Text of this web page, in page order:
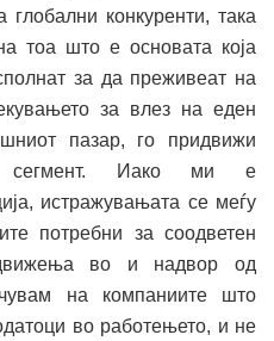
глобални конкуренти, така
тоа што е основата која
за да преживеат на
за влез на еден
пазар, го придвижи
сегмент. Иако ми е
истражувањата се меѓу
потребни за соодветен
во и надвор од
на компаниите што
во работењето, и не